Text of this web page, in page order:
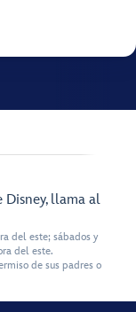
Disney, llama al
del este; sábados y
del este.
de sus padres o